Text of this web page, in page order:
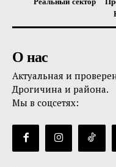
О нас
Актуальная и
Дрогичина и района.
Мы в соцсетях: